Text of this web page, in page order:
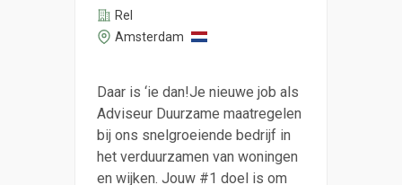
Rel
Amsterdam
Daar is ‘ie dan!Je nieuwe job als
Adviseur Duurzame maatregelen
bij ons snelgroeiende bedrijf in
het verduurzamen van woningen
en wijken. Jouw #1 doel is om